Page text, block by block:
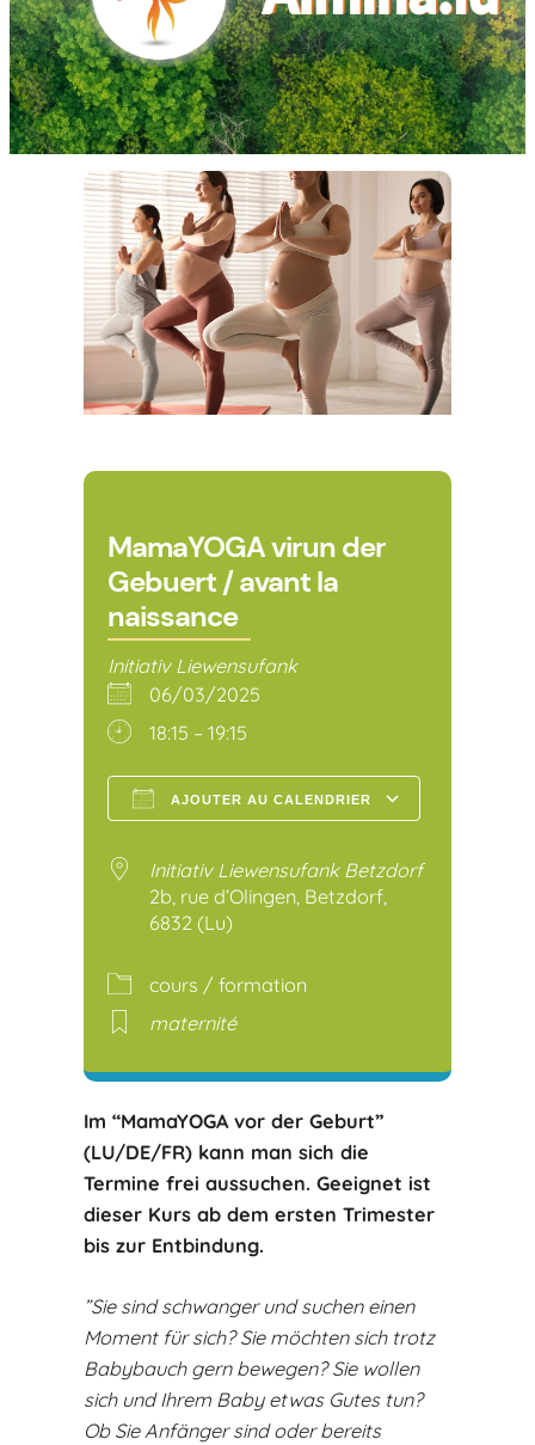
MamaYOGA virun der
Gebuert / avant la
naissance
Initiativ Liewensufank
06/03/2025
18:15 – 19:15
AJOUTER AU CALENDRIER
Initiativ Liewensufank Betzdorf
2b, rue d’Olingen, Betzdorf,
6832 (Lu)
cours / formation
maternité
Im “MamaYOGA vor der Geburt”
(LU/DE/FR) kann man sich die
Termine frei aussuchen. Geeignet ist
dieser Kurs ab dem ersten Trimester
bis zur Entbindung.
”Sie sind schwanger und suchen einen
Moment für sich? Sie möchten sich trotz
Babybauch gern bewegen? Sie wollen
sich und Ihrem Baby etwas Gutes tun?
Ob Sie Anfänger sind oder bereits